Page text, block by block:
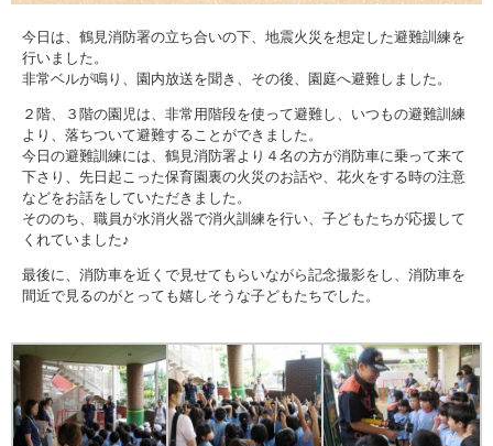
今日は、鶴見消防署の立ち合いの下、地震火災を想定した避難訓練を
行いました。
非常ベルが鳴り、園内放送を聞き、その後、園庭へ避難しました。
２階、３階の園児は、非常用階段を使って避難し、いつもの避難訓練
より、落ちついて避難することができました。
今日の避難訓練には、鶴見消防署より４名の方が消防車に乗って来て
下さり、先日起こった保育園裏の火災のお話や、花火をする時の注意
などをお話をしていただきました。
そののち、職員が水消火器で消火訓練を行い、子どもたちが応援して
くれていました♪
最後に、消防車を近くで見せてもらいながら記念撮影をし、消防車を
間近で見るのがとっても嬉しそうな子どもたちでした。
園児アルバム
採用情報
よくあるご質問
プライバシーポリシー
ケイアイクラブ
医師の許可証
勤務証明書